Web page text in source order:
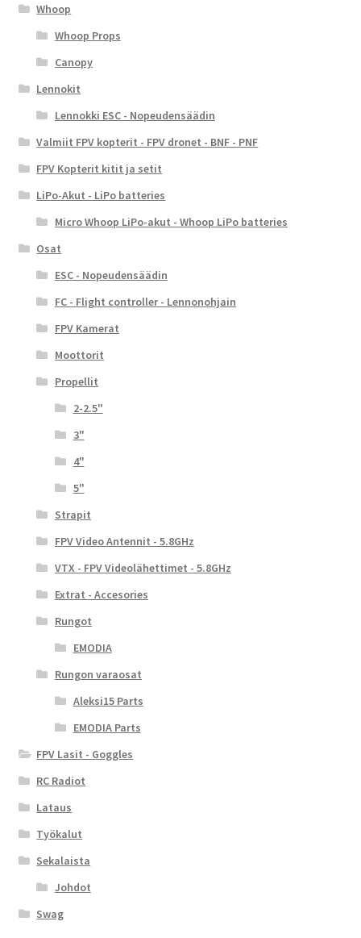
Whoop
Whoop Props
Canopy
Lennokit
Lennokki ESC - Nopeudensäädin
Valmiit FPV kopterit - FPV dronet - BNF - PNF
FPV Kopterit kitit ja setit
LiPo-Akut - LiPo batteries
Micro Whoop LiPo-akut - Whoop LiPo batteries
Osat
ESC - Nopeudensäädin
FC - Flight controller - Lennonohjain
FPV Kamerat
Moottorit
Propellit
2-2.5"
3"
4"
5"
Strapit
FPV Video Antennit - 5.8GHz
VTX - FPV Videolähettimet - 5.8GHz
Extrat - Accesories
Rungot
EMODIA
Rungon varaosat
Aleksi15 Parts
EMODIA Parts
FPV Lasit - Goggles
RC Radiot
Lataus
Työkalut
Sekalaista
Johdot
Swag